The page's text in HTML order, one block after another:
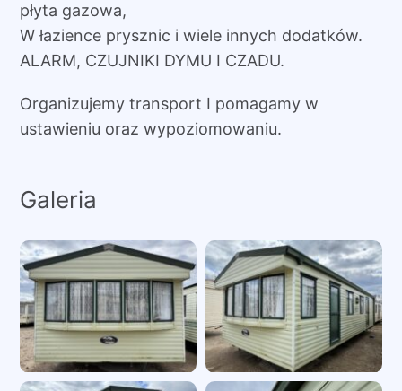
płyta gazowa,
W łazience prysznic i wiele innych dodatków.
ALARM, CZUJNIKI DYMU I CZADU.
Organizujemy transport I pomagamy w
ustawieniu oraz wypoziomowaniu.
Galeria